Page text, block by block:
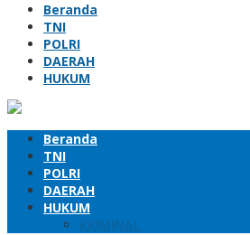
Beranda
TNI
POLRI
DAERAH
HUKUM
Beranda
TNI
POLRI
DAERAH
HUKUM
KRIMINAL